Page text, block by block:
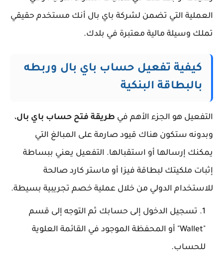
العملية التي تضمن لشركة باي بال أنك مستخدم حقيقي
تملك وسيلة مالية معتبرة في بلدك.
كيفية تفعيل حساب باي بال وربطه
بالبطاقة البنكية
التفعيل هو الجزء الأهم في طريقة فتح حساب باي بال،
وبدونه ستكون هناك قيود صارمة على المبالغ التي
يمكنك إرسالها أو استقبالها. التفعيل يعني ببساطة
إثبات ملكيتك لبطاقة فيزا أو ماستر كارد صالحة
للاستخدام الدولي من خلال عملية خصم تجريبية بسيطة.
تسجيل الدخول إلى حسابك ثم التوجه إلى قسم
"Wallet" أو المحفظة الموجود في القائمة العلوية
للحساب.